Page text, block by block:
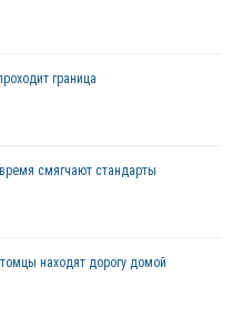
граница
смягчают стандарты
находят дорогу домой